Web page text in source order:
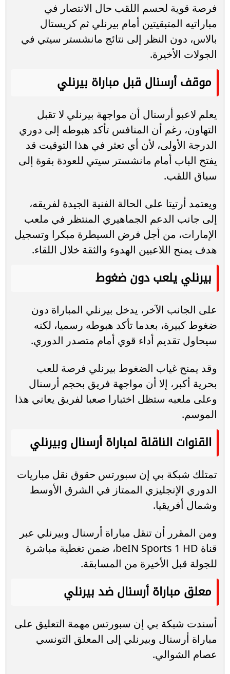
فرصة قوية لحسم اللقب حال الانتصار في
مباراتيه المتبقيتين أمام بيرنلي ثم كريستال
بالاس، دون النظر إلى نتائج مانشستر سيتي في
الجولات الأخيرة.
موقف أرسنال قبل مباراة بيرنلي
يعلم لاعبو أرسنال أن مواجهة بيرنلي لا تقبل
التهاون، رغم أن المنافس تأكد هبوطه إلى دوري
الدرجة الأولى، لأن أي تعثر في هذا التوقيت قد
يفتح الباب أمام مانشستر سيتي للعودة بقوة إلى
سباق اللقب.
ويعتمد أرتيتا على الحالة الفنية الجيدة لفريقه،
إلى جانب الدعم الجماهيري المنتظر في ملعب
الإمارات، من أجل فرض السيطرة مبكرا وتسجيل
هدف يمنح اللاعبين الهدوء والثقة خلال اللقاء.
بيرنلي يلعب دون ضغوط
على الجانب الآخر، يدخل بيرنلي المباراة دون
ضغوط كبيرة، بعدما تأكد هبوطه رسميا، لكنه
سيحاول تقديم أداء قوي أمام متصدر الدوري.
وقد يمنح غياب الضغوط بيرنلي فرصة للعب
بحرية أكبر، إلا أن مواجهة فريق بحجم أرسنال
وعلى ملعبه ستظل اختبارا صعبا لفريق يعاني هذا
الموسم.
القنوات الناقلة لمباراة أرسنال وبيرنلي
تمتلك شبكة بي إن سبورتس حقوق نقل مباريات
الدوري الإنجليزي الممتاز في الشرق الأوسط
وشمال أفريقيا.
ومن المقرر أن تنقل مباراة أرسنال وبيرنلي عبر
قناة beIN Sports 1 HD، ضمن تغطية مباشرة
للجولة قبل الأخيرة من المسابقة.
معلق مباراة أرسنال ضد بيرنلي
أسندت شبكة بي إن سبورتس مهمة التعليق على
مباراة أرسنال وبيرنلي إلى المعلق التونسي
عصام الشوالي.